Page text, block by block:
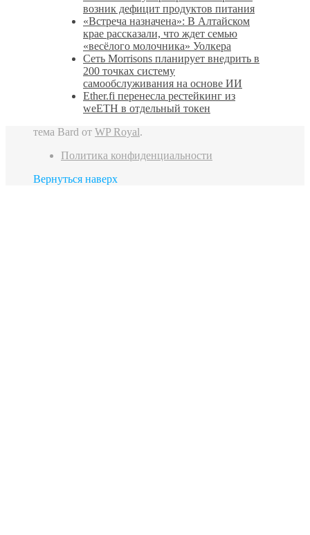
возник дефицит продуктов питания
«Встреча назначена»: В Алтайском
крае рассказали, что ждет семью
«весёлого молочника» Уолкера
Сеть Morrisons планирует внедрить в
200 точках систему
самообслуживания на основе ИИ
Ether.fi перенесла рестейкинг из
weETH в отдельный токен
тема Bard от WP Royal.
Политика конфиденциальности
Вернуться наверх